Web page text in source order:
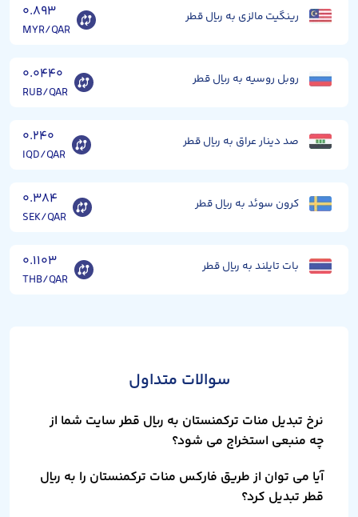
رینگیت مالزی به ریال قطر ۰.۸۹۳
MYR/QAR
روبل روسیه به ریال قطر ۰.۰۴۴۰
RUB/QAR
صد دینار عراق به ریال قطر ۰.۲۴۰
IQD/QAR
کرون سوئد به ریال قطر ۰.۳۸۴
SEK/QAR
بات تایلند به ریال قطر ۰.۱۱۰۳
THB/QAR
سوالات متداول
نرخ تبدیل منات ترکمنستان به ریال قطر سایت شما از
چه منبعی استخراج می شود؟
آیا می توان از طریق فارکس منات ترکمنستان را به ریال
قطر تبدیل کرد؟